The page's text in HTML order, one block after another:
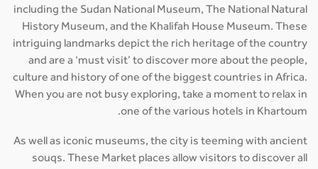
including the Sudan National Museum, The National Natural
History Museum, and the Khalifah House Museum. These
intriguing landmarks depict the rich heritage of the country
and are a ‘must visit’ to discover more about the people,
culture and history of one of the biggest countries in Africa.
When you are not busy exploring, take a moment to relax in
one of the various hotels in Khartoum.
As well as iconic museums, the city is teeming with ancient
souqs. These Market places allow visitors to discover all